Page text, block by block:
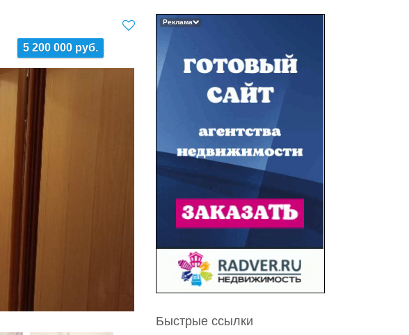
5 200 000 руб.
Реклама
Быстрые ссылки